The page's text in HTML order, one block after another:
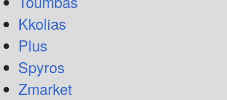
Kkolias
Plus
Spyros
Zmarket